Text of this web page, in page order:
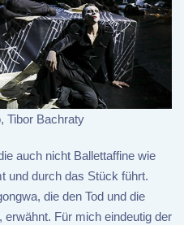
Tibor Bachraty
auch nicht Ballettaffine wie
und durch das Stück führt.
die den Tod und die
erwähnt. Für mich eindeutig der